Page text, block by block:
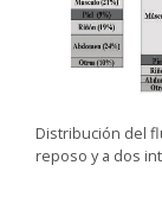
Distribución del
reposo y a dos